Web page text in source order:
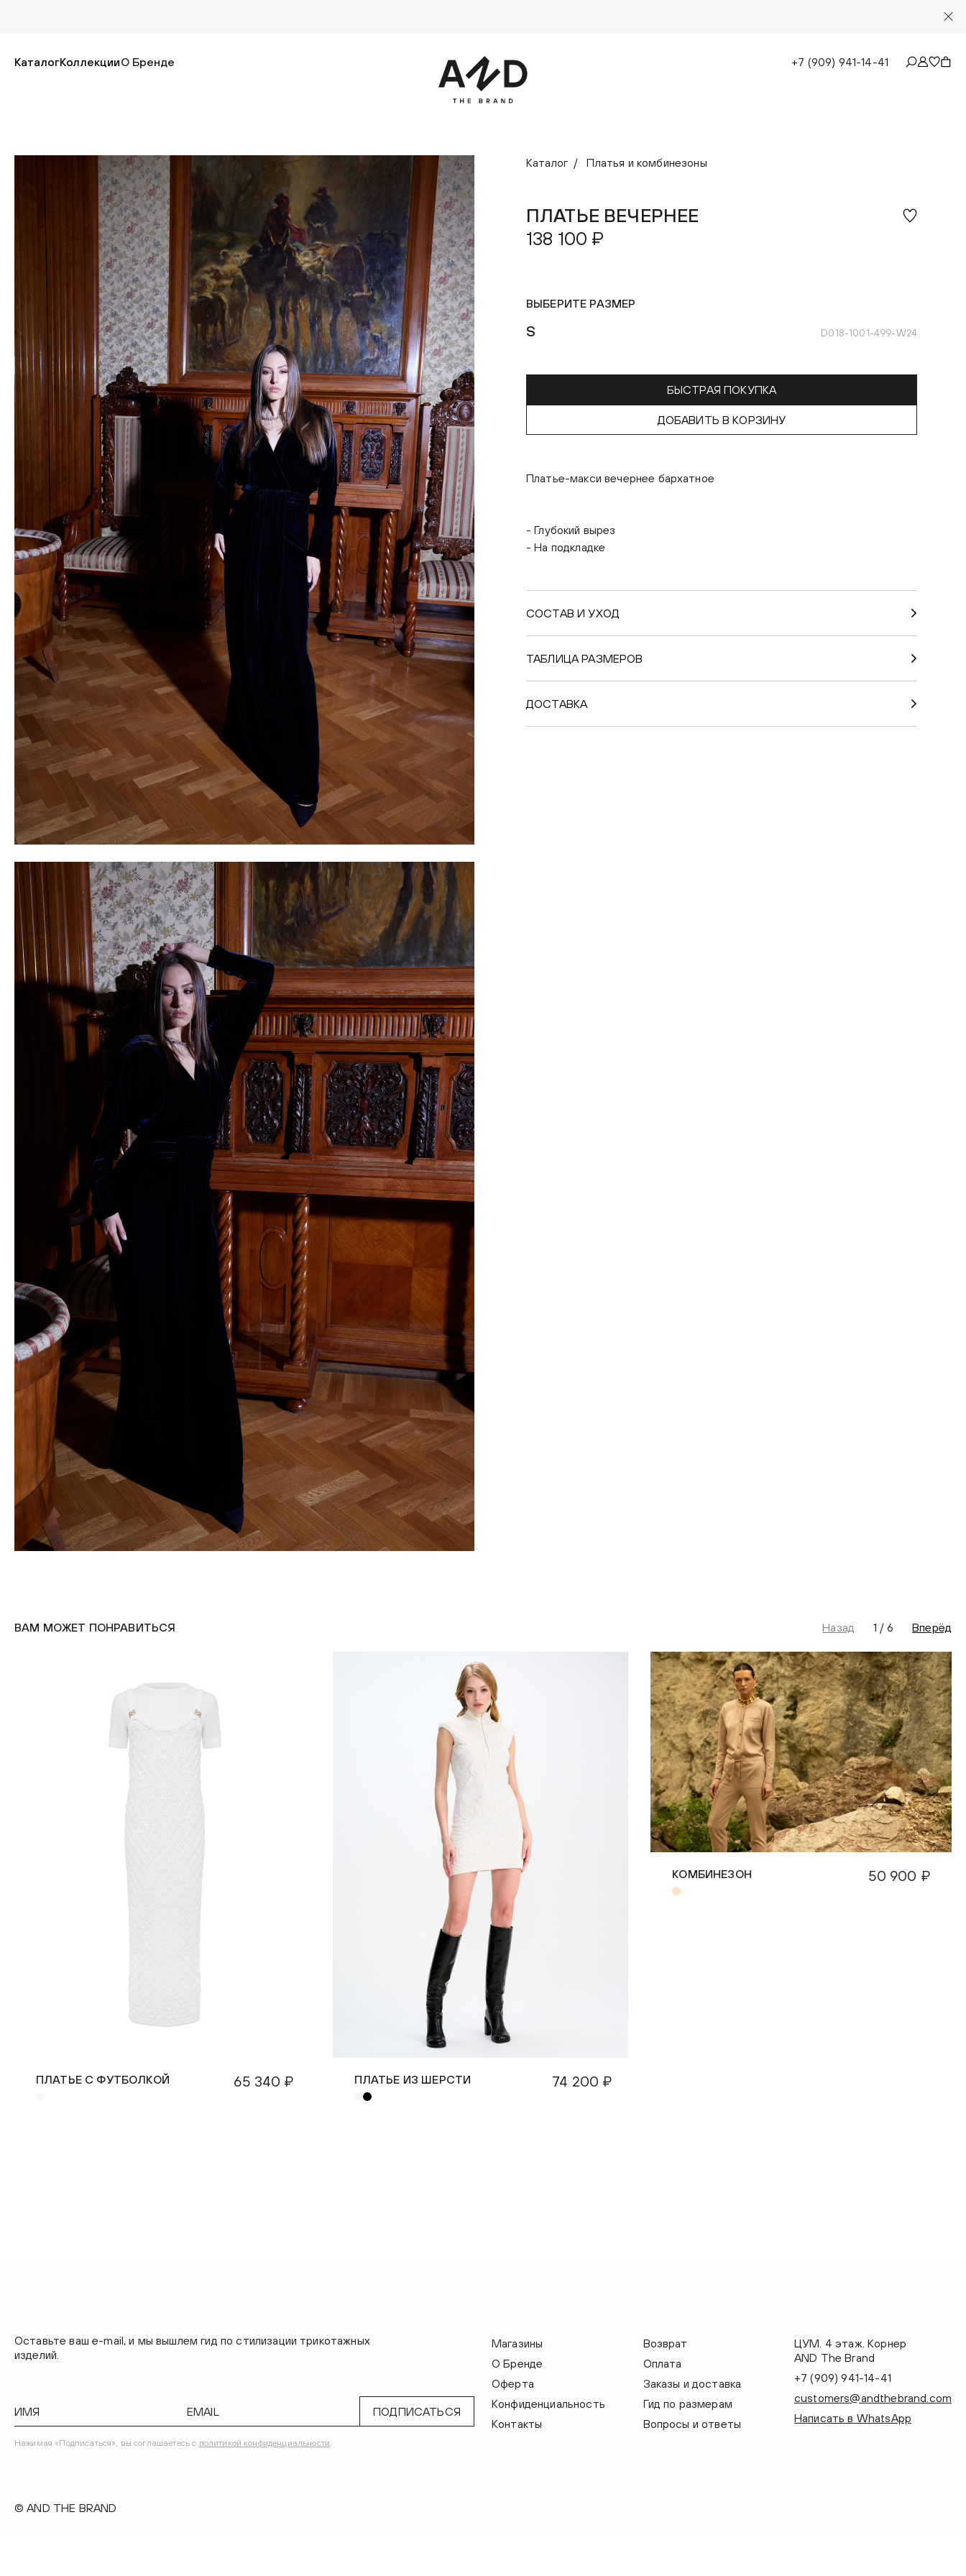
КаталогКоллекцииО Бренде +7 (909) 941-14-41
Каталог Платья и комбинезоны
ПЛАТЬЕ ВЕЧЕРНЕЕ
138 100 ₽
ВЫБЕРИТЕ РАЗМЕР
S D018-1001-499-W24
БЫСТРАЯ ПОКУПКА
ДОБАВИТЬ В КОРЗИНУ
Платье-макси вечернее бархатное
- Глубокий вырез
- На подкладке
СОСТАВ И УХОД
ТАБЛИЦА РАЗМЕРОВ
ДОСТАВКА
ВАМ МОЖЕТ ПОНРАВИТЬСЯ Назад 1 /6 Вперёд
ПЛАТЬЕ С ФУТБОЛКОЙ 65 340 ₽ ПЛАТЬЕ ИЗ ШЕРСТИ 74 200 ₽
КОМБИНЕЗОН 50 900 ₽
Оставьте ваш e-mail, и мы вышлем гид по стилизации трикотажных
изделий.
ПОДПИСАТЬСЯ
Нажимая «Подписаться», вы соглашаетесь с политикой конфиденциальности.
Магазины
О Бренде
Оферта
Конфиденциальность
Контакты
Возврат
Оплата
Заказы и доставка
Гид по размерам
Вопросы и ответы
ЦУМ. 4 этаж. Корнер
AND The Brand
+7 (909) 941-14-41
customers@andthebrand.com
Написать в WhatsApp
© AND THE BRAND